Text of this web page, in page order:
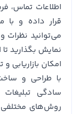
اطلاعات تماس،
قرار داده و با
می‌توانید نظرات
نمایش بگذارید
امکان بازاریابی
با طراحی و
سادگی تبلیغات
روش‌های مختلفی